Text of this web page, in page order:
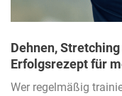
Dehnen,
Erfolgsrezept für
Wer regelmäßig